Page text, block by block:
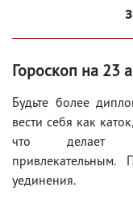
Гороскоп на 23
Будьте более
вести себя как
что
привлекательным.
уединения.